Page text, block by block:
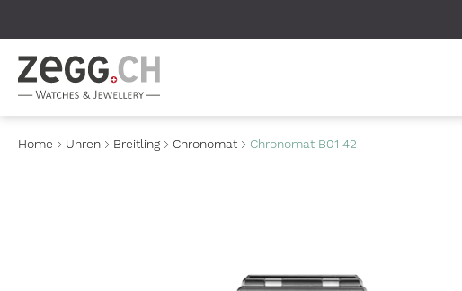
Home Uhren Breitling Chronomat Chronomat B01 42